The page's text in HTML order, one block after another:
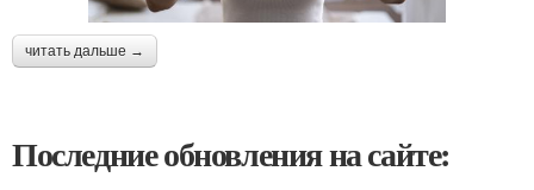
читать дальше →
Последние обновления на сайте: